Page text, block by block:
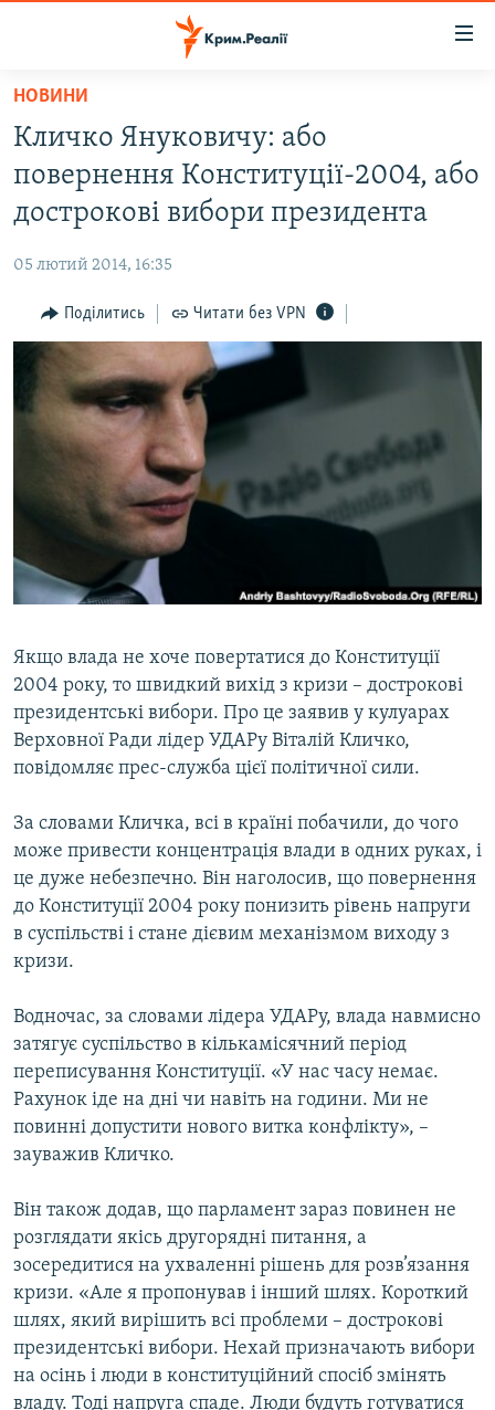
Перейти
основного
матеріалу
Перейти
до
основної
Перейти
до
пошуку
ВІДЕО ТА ФОТО
БЛОГИ
ПОГЛЯД
ІНТЕРВ'Ю
ВСЕ ЗА ДЕНЬ
СПЕЦПРОЕКТИ
ВІДЕОУРОКИ «ELIFBE»
СВІДЧЕННЯ ОКУПАЦІЇ
УКРАЇНСЬКА ПРОБЛЕМА КРИМУ
ЯК ОБІЙТИ БЛОКУВАННЯ
Русский
Qırımtatar
Усі сайти RFE/RL
НОВИНИ
Кличко Януковичу: або
повернення Конституції-2004, або
дострокові вибори президента
05 лютий 2014, 16:35
Поділитись Читати без VPN
Якщо влада не хоче повертатися до Конституції
2004 року, то швидкий вихід з кризи – дострокові
президентські вибори. Про це заявив у кулуарах
Верховної Ради лідер УДАРу Віталій Кличко,
повідомляє прес-служба цієї політичної сили.
За словами Кличка, всі в країні побачили, до чого
може привести концентрація влади в одних руках, і
це дуже небезпечно. Він наголосив, що повернення
до Конституції 2004 року понизить рівень напруги
в суспільстві і стане дієвим механізмом виходу з
кризи.
Водночас, за словами лідера УДАРу, влада навмисно
затягує суспільство в кількамісячний період
переписування Конституції. «У нас часу немає.
Рахунок іде на дні чи навіть на години. Ми не
повинні допустити нового витка конфлікту», –
зауважив Кличко.
Він також додав, що парламент зараз повинен не
розглядати якісь другорядні питання, а
зосередитися на ухваленні рішень для розв’язання
кризи. «Але я пропонував і інший шлях. Короткий
шлях, який вирішить всі проблеми – дострокові
президентські вибори. Нехай призначають вибори
на осінь і люди в конституційний спосіб змінять
владу. Тоді напруга спаде. Люди будуть готуватися